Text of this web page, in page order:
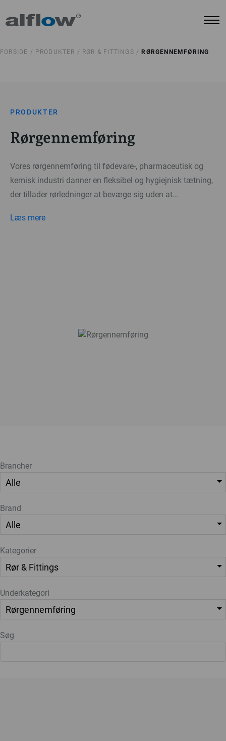
FORSIDE / PRODUKTER / RØR & FITTINGS / RØRGENNEMFØRING
PRODUKTER
Rørgennemføring
Vores rørgennemføring til fødevare-, pharmaceutisk og
kemisk industri danner en fleksibel og hygiejnisk tætning,
der tillader rørledninger at bevæge sig uden at
Læs mere
Brancher
Brand
Kategorier
Underkategori
Søg